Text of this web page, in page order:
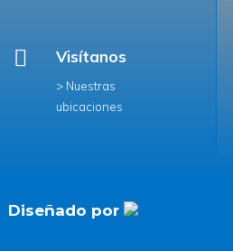
 Visítanos
> Nuestras
ubicaciones
Diseñado por